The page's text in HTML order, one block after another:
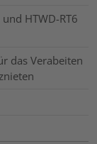
HTWD-RT6
das Verabeiten